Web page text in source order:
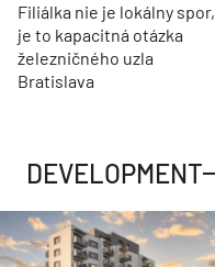
Filiálka nie je lokálny spor,
je to kapacitná otázka
železničného uzla
Bratislava
DEVELOPMENT